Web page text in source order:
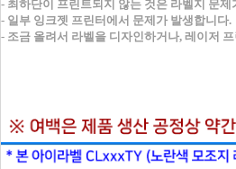
- 최하단이 프린트되지 않는 것은 라벨지 문
- 일부 잉크젯 프린터에서 문제가 발생합니다.
- 조금 올려서 라벨을 디자인하거나, 레이저